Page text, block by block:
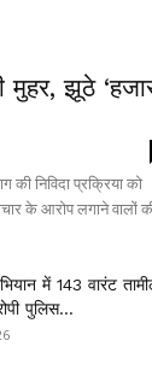
मुहर, झूठे
निविदा प्रक्रिया को
के आरोप लगाने वालों
में 143 वारंट
पुलिस...